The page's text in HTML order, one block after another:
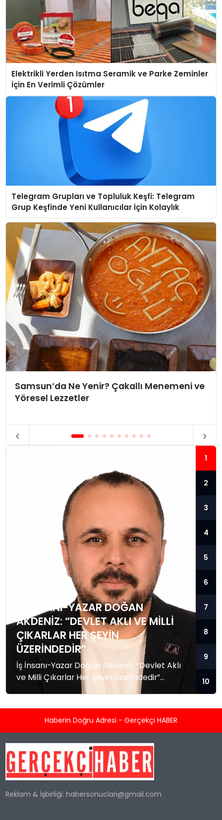
Elektrikli Yerden Isıtma Seramik ve Parke Zeminler
İçin En Verimli Çözümler
Telegram Grupları ve Topluluk Keşfi: Telegram
Grup Keşfinde Yeni Kullanıcılar İçin Kolaylık
Samsun’da Ne Yenir? Çakallı Menemeni ve
Yöresel Lezzetler
İŞ İNSANI-YAZAR DOĞAN
AKDENIZ: “DEVLET AKLI VE MILLI
ÇIKARLAR HER ŞEYIN
ÜZERINDEDIR”
İş İnsanı-Yazar Doğan Akdeniz: “Devlet Aklı
ve Milli Çıkarlar Her Şeyin Üzerindedir”
Küresel güç dengelerinin hızla değiştiği,
İnsanı ve Yazar Doğan Akdeniz’den kritik
stratejileri ve Mavi Vatan konularındaki
derinlemesine analizleriyle tanınan Akdeniz,
Türkiye’nin geleceğine dair yaptığı
1
2
3
4
5
6
7
8
9
10
Haberin Doğru Adresi - Gerçekçi HABER
Reklam & İşbirliği:habersonuclari@gmail.com